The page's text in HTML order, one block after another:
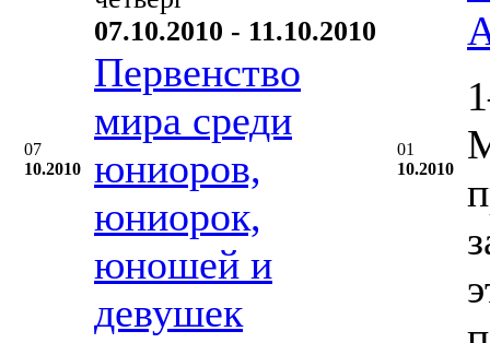
07
10.2010
07.10.2010 - 11.10.2010
Первенство
мира среди
юниоров,
юниорок,
юношей и
девушек
01
10.2010